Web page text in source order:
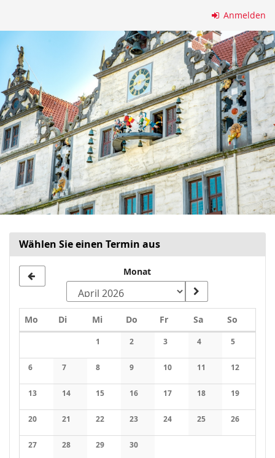
springen
Anmelden
Wählen Sie einen Termin aus
Monat
Mo Montag
DiDienstag
MiMittwoch
Do Donnerstag
FrFreitagSaSamstag
So
1
Keine Veranstaltungen
2
Keine Veranstaltungen
3
Keine Veranstaltungen
4
Keine
5
Keine
6
Keine Veranstaltungen
7
Keine Veranstaltungen
8
Keine Veranstaltungen
9
Keine Veranstaltungen
10
Keine Veranstaltungen
11
Keine
12
Keine
13
Keine Veranstaltungen
14
Keine Veranstaltungen
15
Keine Veranstaltungen
16
Keine Veranstaltungen
17
Keine Veranstaltungen
18
Keine
19
Keine
20
Keine Veranstaltungen
21
Keine Veranstaltungen
22
Keine Veranstaltungen
23
Keine Veranstaltungen
24
Keine Veranstaltungen
25
Keine
26
Keine
27 28 29 30